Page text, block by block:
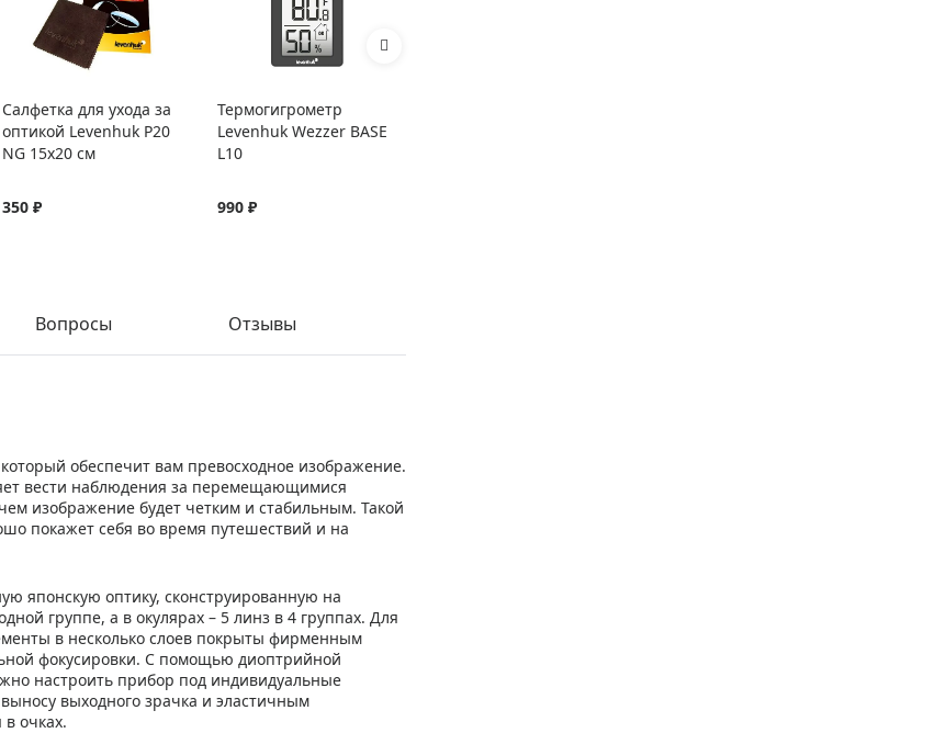
Салфетка для ухода за
оптикой Levenhuk P20
NG 15x20 см
350 ₽
Термогигрометр
Levenhuk Wezzer BASE
L10
990 ₽
Вопросы Отзывы
обеспечит вам превосходное изображение.
вести наблюдения за перемещающимися
изображение будет четким и стабильным. Такой
покажет себя во время путешествий и на
японскую оптику, сконструированную на
группе, а в окулярах – 5 линз в 4 группах. Для
в несколько слоев покрыты фирменным
фокусировки. С помощью диоптрийной
настроить прибор под индивидуальные
выходного зрачка и эластичным
очках.